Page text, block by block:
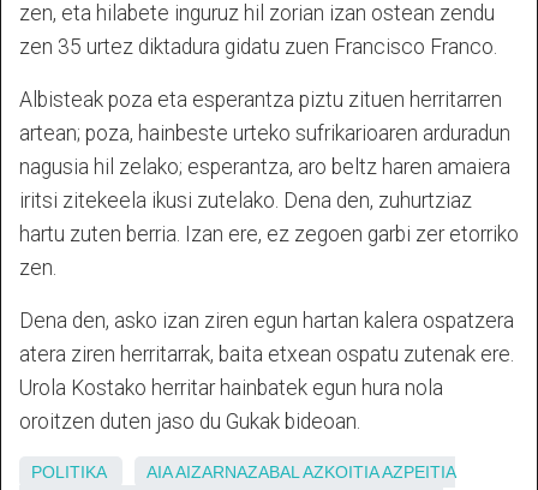
zen, eta hilabete inguruz hil zorian izan ostean zendu
zen 35 urtez diktadura gidatu zuen Francisco Franco.
Albisteak poza eta esperantza piztu zituen herritarren
artean; poza, hainbeste urteko sufrikarioaren arduradun
nagusia hil zelako; esperantza, aro beltz haren amaiera
iritsi zitekeela ikusi zutelako. Dena den, zuhurtziaz
hartu zuten berria. Izan ere, ez zegoen garbi zer etorriko
zen.
Dena den, asko izan ziren egun hartan kalera ospatzera
atera ziren herritarrak, baita etxean ospatu zutenak ere.
Urola Kostako herritar hainbatek egun hura nola
oroitzen duten jaso du Gukak bideoan.
POLITIKA AIAAIZARNAZABAL AZKOITIAAZPEITIA